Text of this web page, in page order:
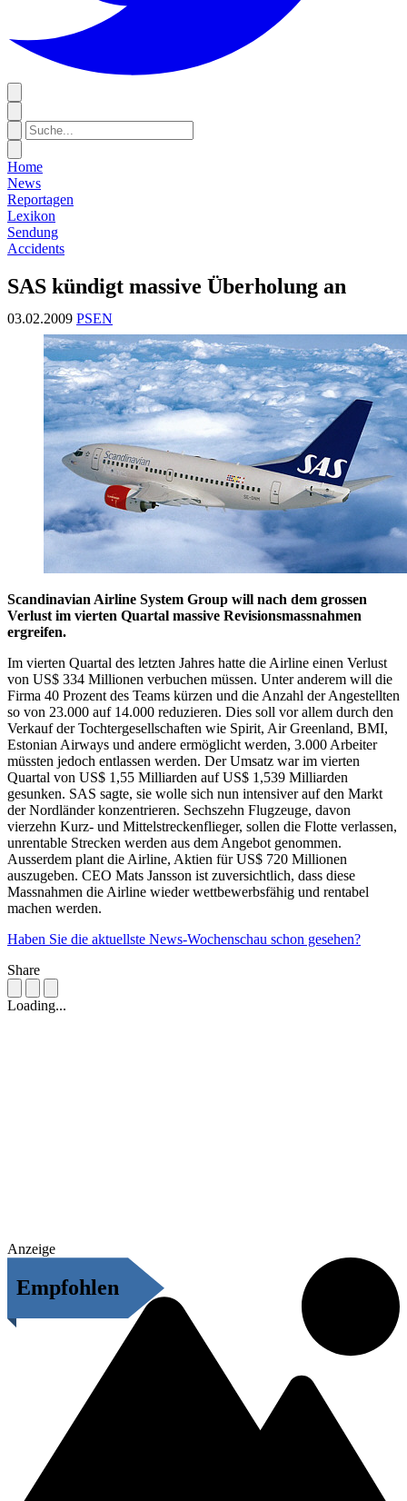
Home
News
Reportagen
Lexikon
Sendung
Accidents
SAS kündigt massive Überholung an
03.02.2009 PSEN
Scandinavian Airline System Group will nach dem grossen
Verlust im vierten Quartal massive Revisionsmassnahmen
ergreifen.
Im vierten Quartal des letzten Jahres hatte die Airline einen Verlust
von US$ 334 Millionen verbuchen müssen. Unter anderem will die
Firma 40 Prozent des Teams kürzen und die Anzahl der Angestellten
so von 23.000 auf 14.000 reduzieren. Dies soll vor allem durch den
Verkauf der Tochtergesellschaften wie Spirit, Air Greenland, BMI,
Estonian Airways und andere ermöglicht werden, 3.000 Arbeiter
müssten jedoch entlassen werden. Der Umsatz war im vierten
Quartal von US$ 1,55 Milliarden auf US$ 1,539 Milliarden
gesunken. SAS sagte, sie wolle sich nun intensiver auf den Markt
der Nordländer konzentrieren. Sechszehn Flugzeuge, davon
vierzehn Kurz- und Mittelstreckenflieger, sollen die Flotte verlassen,
unrentable Strecken werden aus dem Angebot genommen.
Ausserdem plant die Airline, Aktien für US$ 720 Millionen
auszugeben. CEO Mats Jansson ist zuversichtlich, dass diese
Massnahmen die Airline wieder wettbewerbsfähig und rentabel
machen werden.
Haben Sie die aktuellste News-Wochenschau schon gesehen?
Share
Loading...
Anzeige
Empfohlen